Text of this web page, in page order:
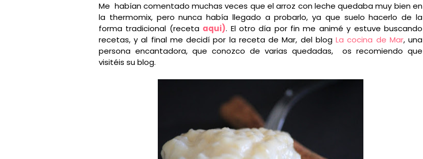
Me habían comentado muchas veces que el arroz con leche quedaba muy bien en
la thermomix, pero nunca había llegado a probarlo, ya que suelo hacerlo de la
forma tradicional (receta aqui). El otro día por fin me animé y estuve buscando
recetas, y al final me decidí por la receta de Mar, del blogLa cocina de Mar, una
persona encantadora, que conozco de varias quedadas, os recomiendo que
visitéis su blog.